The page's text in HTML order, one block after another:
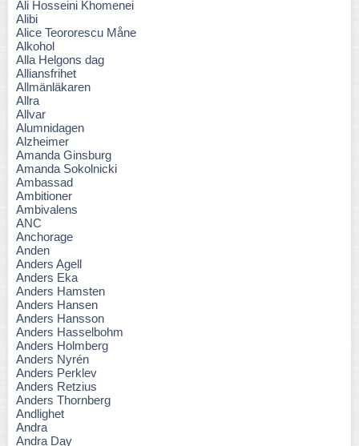
Ali Hosseini Khomenei
Alibi
Alice Teororescu Måne
Alkohol
Alla Helgons dag
Alliansfrihet
Allmänläkaren
Allra
Allvar
Alumnidagen
Alzheimer
Amanda Ginsburg
Amanda Sokolnicki
Ambassad
Ambitioner
Ambivalens
ANC
Anchorage
Anden
Anders Agell
Anders Eka
Anders Hamsten
Anders Hansen
Anders Hansson
Anders Hasselbohm
Anders Holmberg
Anders Nyrén
Anders Perklev
Anders Retzius
Anders Thornberg
Andlighet
Andra
Andra Day